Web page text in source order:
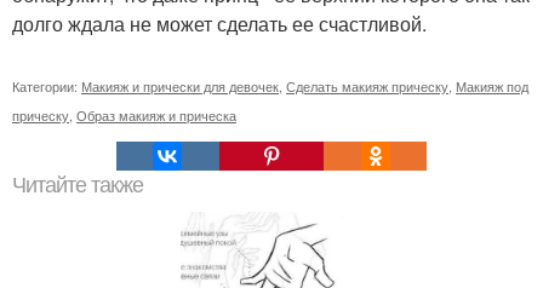
долго ждала не может сделать ее счастливой.
Категории: Макияж и прически для девочек, Сделать макияж прическу, Макияж под
прическу, Образ макияж и прическа
Читайте также